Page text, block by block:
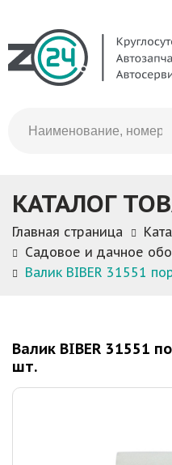
КАТАЛОГ
Главная страница
Садовое и дачное
Валик BIBER 31551
Валик BIBER 31551
шт.